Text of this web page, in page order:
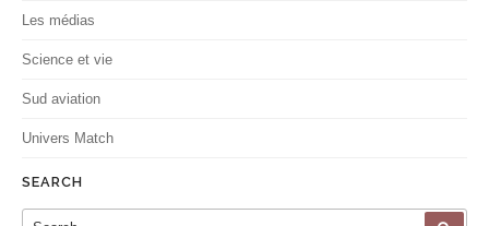
Les médias
Science et vie
Sud aviation
Univers Match
SEARCH
Search for: